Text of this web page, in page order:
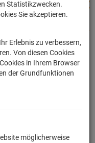
Statistikzwecken.
Sie akzeptieren.
Erlebnis zu verbessern,
Von diesen Cookies
in Ihrem Browser
der Grundfunktionen
möglicherweise